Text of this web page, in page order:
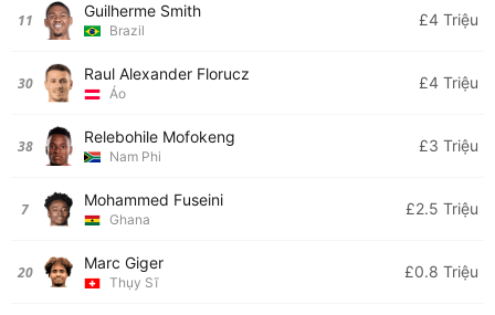
11 Guilherme Smith
Brazil
£4 Triệu
30 Raul Alexander Florucz
Áo
£4 Triệu
38 Relebohile Mofokeng
Nam Phi
£3 Triệu
7 Mohammed Fuseini
Ghana
£2.5 Triệu
20 Marc Giger
Thụy Sĩ
£0.8 Triệu